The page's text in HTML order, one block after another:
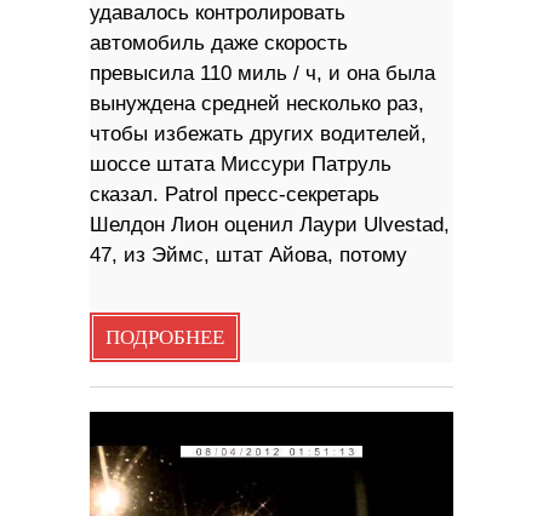
удавалось контролировать
автомобиль даже скорость
превысила 110 миль / ч, и она была
вынуждена средней несколько раз,
чтобы избежать других водителей,
шоссе штата Миссури Патруль
сказал. Patrol пресс-секретарь
Шелдон Лион оценил Лаури Ulvestad,
47, из Эймс, штат Айова, потому
ПОДРОБНЕЕ